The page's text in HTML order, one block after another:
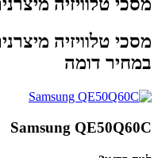
מסכי טלוויזיה
מסכי טלוויזיה
במחיר דומה
Samsung QE50Q60C